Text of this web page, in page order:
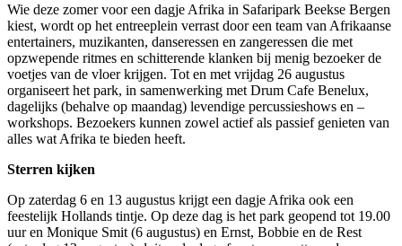
Wie deze zomer voor een dagje Afrika in Safaripark Beekse Bergen
kiest, wordt op het entreeplein verrast door een team van Afrikaanse
entertainers, muzikanten, danseressen en zangeressen die met
opzwepende ritmes en schitterende klanken bij menig bezoeker de
voetjes van de vloer krijgen. Tot en met vrijdag 26 augustus
organiseert het park, in samenwerking met Drum Cafe Benelux,
dagelijks (behalve op maandag) levendige percussieshows en –
workshops. Bezoekers kunnen zowel actief als passief genieten van
alles wat Afrika te bieden heeft.
Sterren kijken
Op zaterdag 6 en 13 augustus krijgt een dagje Afrika ook een
feestelijk Hollands tintje. Op deze dag is het park geopend tot 19.00
uur en Monique Smit (6 augustus) en Ernst, Bobbie en de Rest